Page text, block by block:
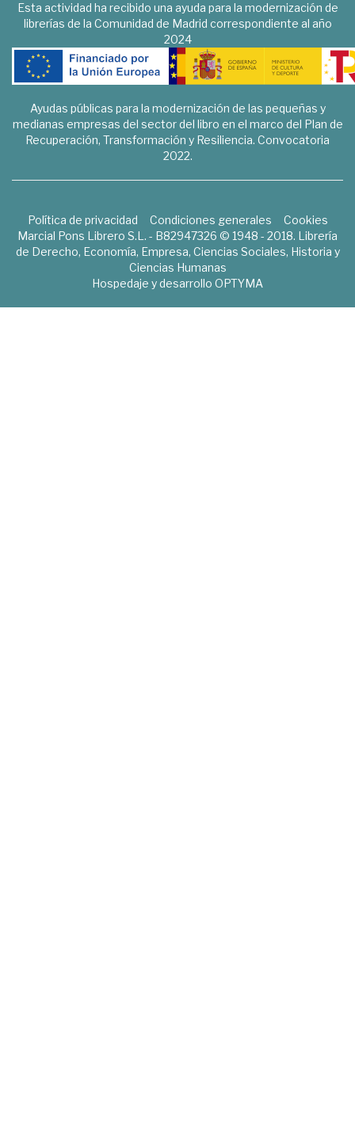
Esta actividad ha recibido una ayuda para la modernización de
librerías de la Comunidad de Madrid correspondiente al año
2024
Ayudas públicas para la modernización de las pequeñas y
medianas empresas del sector del libro en el marco del Plan de
Recuperación, Transformación y Resiliencia. Convocatoria
2022.
Política de privacidad Condiciones generales
Cookies
Marcial Pons Librero S.L. - B82947326 © 1948 - 2018. Librería
de Derecho, Economía, Empresa, Ciencias Sociales, Historia y
Ciencias Humanas
Hospedaje y desarrollo OPTYMA